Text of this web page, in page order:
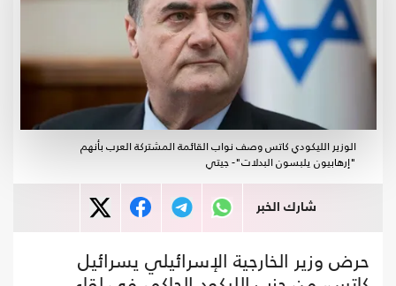
الوزير الليكودي كاتس وصف نواب القائمة المشتركة العرب بأنهم
"إرهابيون يلبسون البدلات"- جيتي
شارك الخبر
حرض وزير الخارجية الإسرائيلي يسرائيل